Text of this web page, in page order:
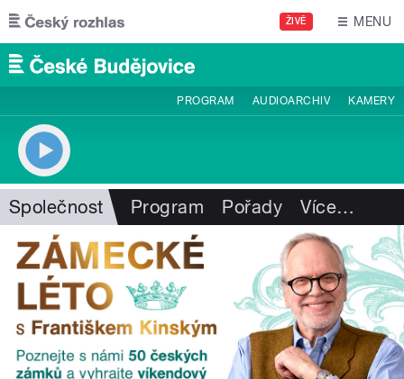
Přejít k hlavnímu obsahu
ŽIVĚ MENU
PROGRAM AUDIOARCHIV KAMERY
Společnost Program Pořady Více…